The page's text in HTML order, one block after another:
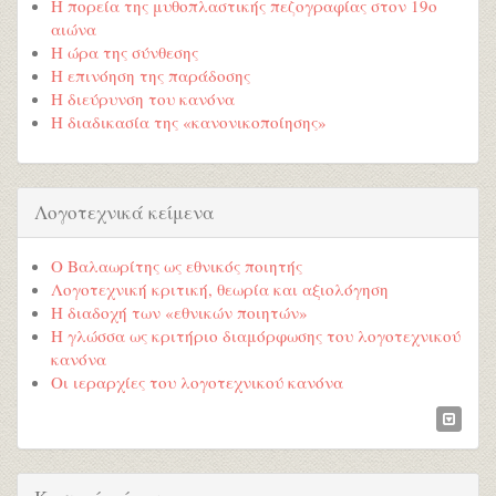
Η πορεία της μυθοπλαστικής πεζογραφίας στον 19ο
αιώνα
Η ώρα της σύνθεσης
Η επινόηση της παράδοσης
Η διεύρυνση του κανόνα
Η διαδικασία της «κανονικοποίησης»
Λογοτεχνικά κείμενα
Ο Βαλαωρίτης ως εθνικός ποιητής
Λογοτεχνική κριτική, θεωρία και αξιολόγηση
Η διαδοχή των «εθνικών ποιητών»
Η γλώσσα ως κριτήριο διαμόρφωσης του λογοτεχνικού
κανόνα
Οι ιεραρχίες του λογοτεχνικού κανόνα